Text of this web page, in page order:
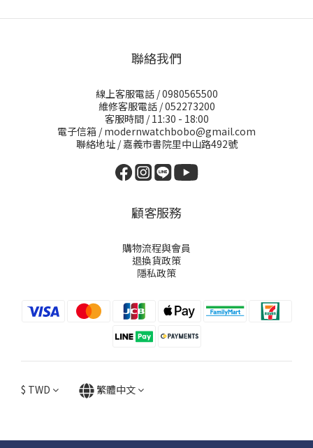
聯絡我們
線上客服電話 / 0980565500
維修客服電話 / 052273200
客服時間 / 11:30 - 18:00
電子信箱 / modernwatchbobo@gmail.com
聯絡地址 / 嘉義市書院里中山路492號
顧客服務
購物流程與會員
退換貨政策
隱私政策
$ TWD 繁體中文